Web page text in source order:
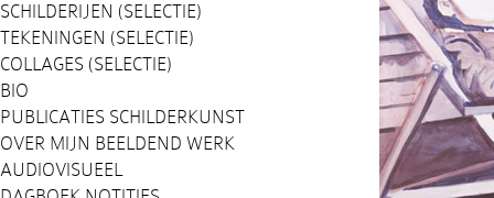
SCHILDERIJEN (SELECTIE)
TEKENINGEN (SELECTIE)
COLLAGES (SELECTIE)
BIO
PUBLICATIES SCHILDERKUNST
OVER MIJN BEELDEND WERK
AUDIOVISUEEL